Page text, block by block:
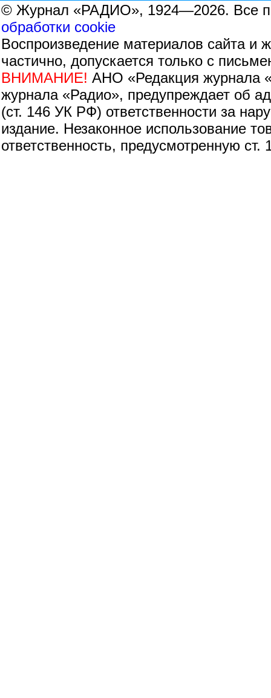
© Журнал «РАДИО», 1924—2026. Все
обработки cookie
Воспроизведение материалов сайта
частично, допускается только с
ВНИМАНИЕ! АНО «Редакция журнала
журнала «Радио», предупреждает об
(ст. 146 УК РФ) ответственности за
издание. Незаконное использование
ответственность, предусмотренную